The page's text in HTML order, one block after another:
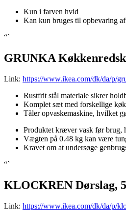
Kun i farven hvid
Kan kun bruges til opbevaring
“`
GRUNKA
Link: https://www.ikea.com/dk/da/p/
Rustfrit stål materiale sikrer
Komplet sæt med forskellige
Tåler opvaskemaskine, hvilket
Produktet kræver vask før brug,
Vægten på 0.48 kg kan være
Kravet om at undersøge
“`
KLOCKREN Dørslag,
Link: https://www.ikea.com/dk/da/p/